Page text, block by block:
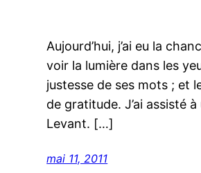
Aujourd’hui, j’ai eu la
voir la lumière dans les
justesse de ses mots ; et
de gratitude. J’ai assisté
Levant. […]
mai 11, 2011